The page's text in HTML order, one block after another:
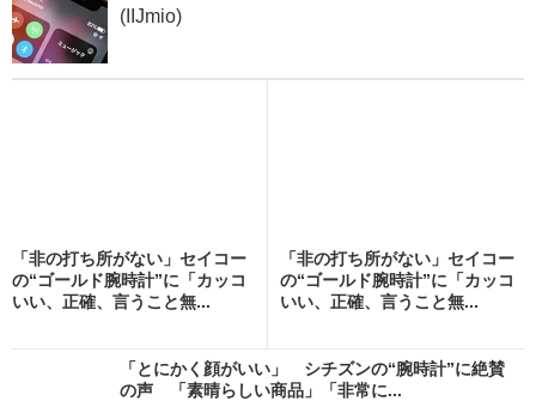
(IIJmio)
「非の打ち所がない」セイコー
の“ゴールド腕時計”に「カッコ
いい、正確、言うこと無...
「非の打ち所がない」セイコー
の“ゴールド腕時計”に「カッコ
いい、正確、言うこと無...
「とにかく顔がいい」 シチズンの“腕時計”に絶賛
の声 「素晴らしい商品」「非常に...